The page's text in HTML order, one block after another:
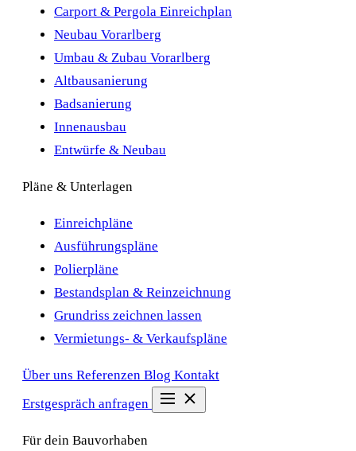
Carport & Pergola Einreichplan
Neubau Vorarlberg
Umbau & Zubau Vorarlberg
Altbausanierung
Badsanierung
Innenausbau
Entwürfe & Neubau
Pläne & Unterlagen
Einreichpläne
Ausführungspläne
Polierpläne
Bestandsplan & Reinzeichnung
Grundriss zeichnen lassen
Vermietungs- & Verkaufspläne
Über uns Referenzen Blog Kontakt
Erstgespräch anfragen
Für dein Bauvorhaben